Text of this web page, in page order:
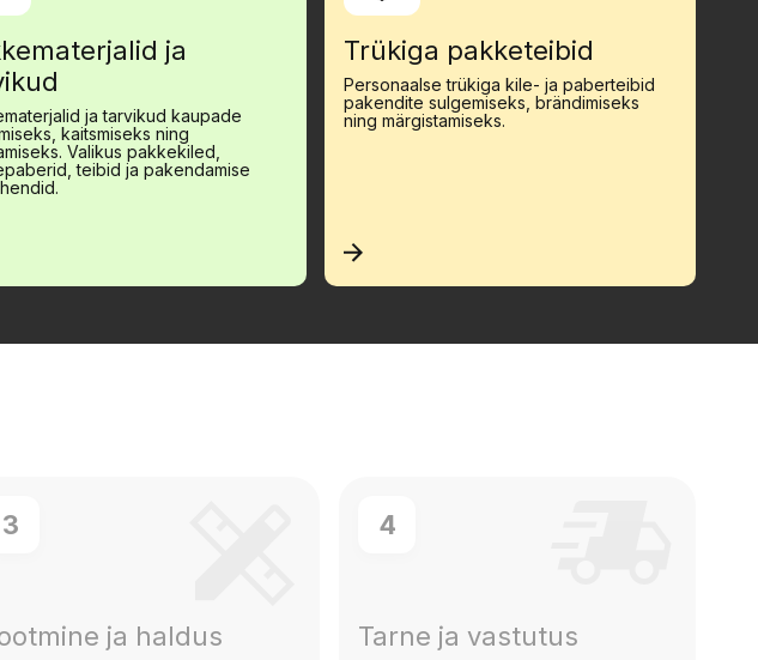
ja
ja tarvikud kaupade
kaitsmiseks ning
Valikus pakkekiled,
teibid ja pakendamise
Trükiga pakketeibid
Personaalse trükiga kile- ja paberteibid
pakendite sulgemiseks, brändimiseks
ning märgistamiseks.
3
ja haldus
4
Tarne ja vastutus